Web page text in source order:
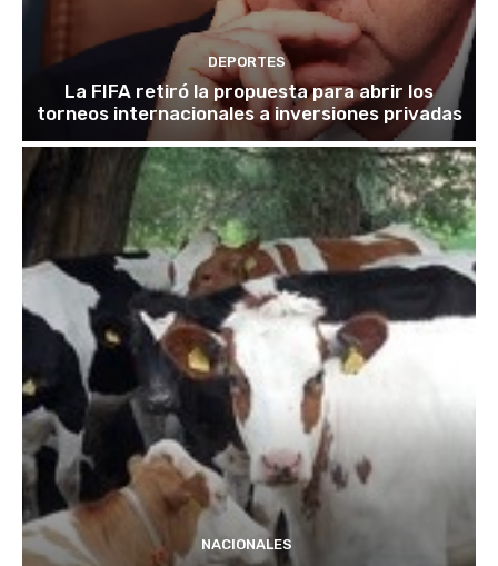
DEPORTES
La FIFA retiró la propuesta para abrir los
torneos internacionales a inversiones privadas
NACIONALES